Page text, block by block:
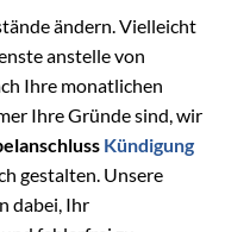
ändern. Vielleicht
anstelle von
Ihre monatlichen
Ihre Gründe sind, wir
Kündigung
gestalten. Unsere
dabei, Ihr